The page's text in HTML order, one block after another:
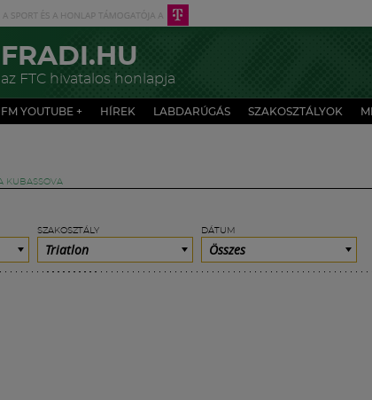
FRADI.HU
az FTC hivatalos honlapja
FM YOUTUBE + HÍREK LABDARÚGÁS SZAKOSZTÁLYOK
KUBASSOVA
SZAKOSZTÁLY
Triatlon
DÁTUM
Összes